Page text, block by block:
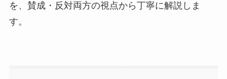
を、賛成・反対両方の視点から丁寧に解説しま
す。